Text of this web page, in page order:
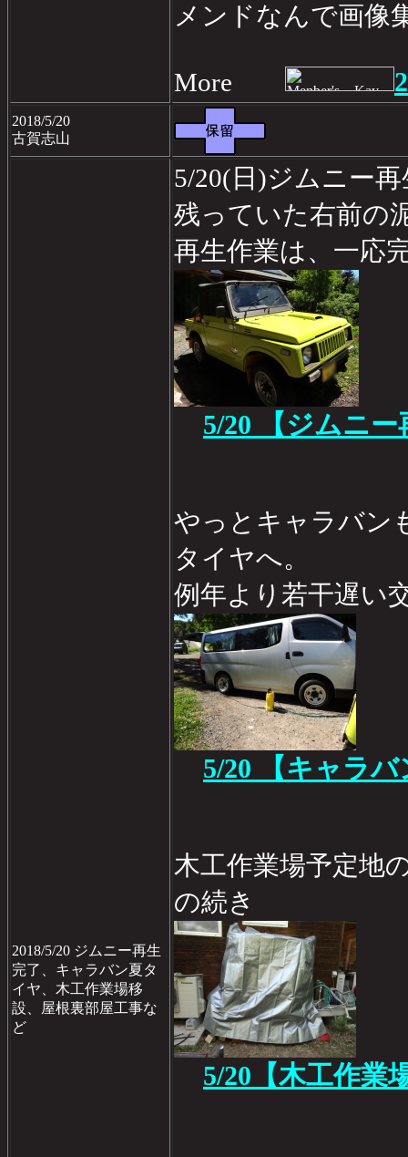
メンドなんで画像
More
2018/5/20
古賀志山
2018/5/20 ジムニー再生
完了、キャラバン夏タ
イヤ、木工作業場移
設、屋根裏部屋工事な
ど
5/20(日)ジムニー
残っていた右前の
再生作業は、一応
5/20 【ジムニー
やっとキャラバン
タイヤへ。
例年より若干遅い
5/20 【キャラ
木工作業場予定地
の続き
5/20【木工作業